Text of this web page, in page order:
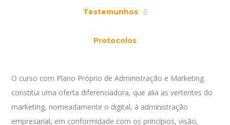
Testemunhos
Protocolos
O curso com Plano Próprio de Administração e Marketing
constitui uma oferta diferenciadora, que alia as vertentes do
marketing, nomeadamente o digital, à administração
empresarial, em conformidade com os princípios, visão,